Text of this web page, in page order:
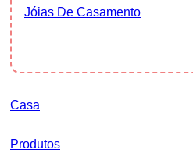
Jóias De Casamento
Casa
Produtos